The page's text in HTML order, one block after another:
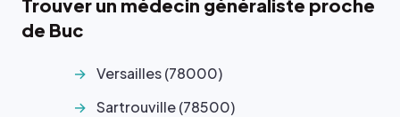
Trouver un médecin généraliste proche
de Buc
Versailles (78000)
Sartrouville (78500)